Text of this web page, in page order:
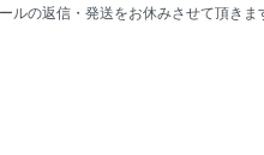
の返信・発送をお休みさせて頂き